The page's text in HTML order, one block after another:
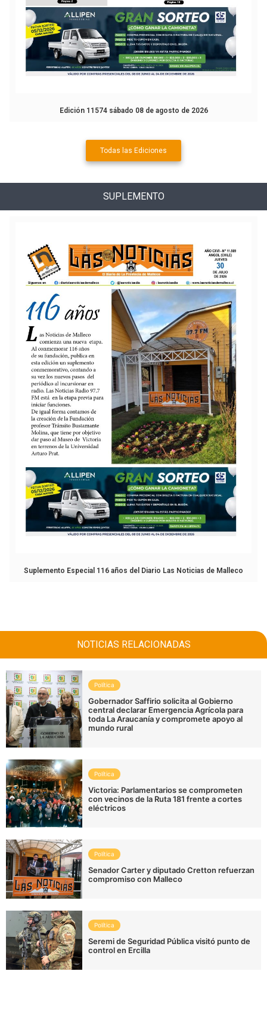
Edición 11574 sábado 08 de agosto de 2026
Todas las Ediciones
SUPLEMENTO
Suplemento Especial 116 años del Diario Las Noticias de Malleco
NOTICIAS RELACIONADAS
Política
Gobernador Saffirio solicita al Gobierno
central declarar Emergencia Agrícola para
toda La Araucanía y compromete apoyo al
mundo rural
Política
Victoria: Parlamentarios se comprometen
con vecinos de la Ruta 181 frente a cortes
eléctricos
Política
Senador Carter y diputado Cretton refuerzan
compromiso con Malleco
Política
Seremi de Seguridad Pública visitó punto de
control en Ercilla